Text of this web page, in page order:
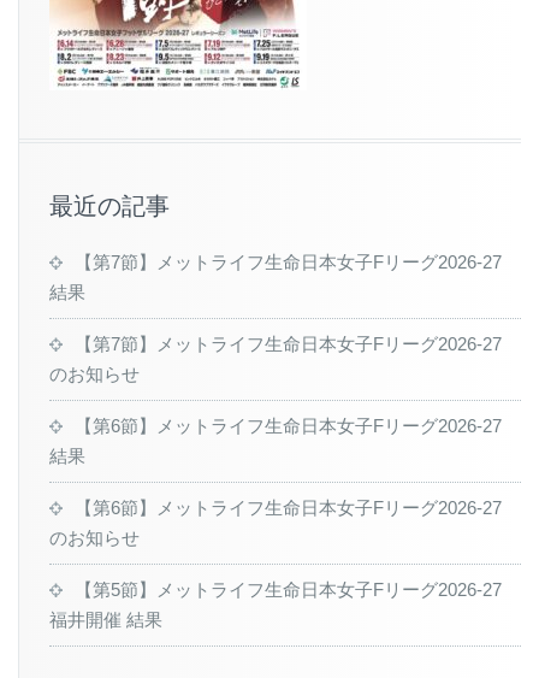
最近の記事
【第7節】メットライフ生命日本女子Fリーグ2026-27
結果
【第7節】メットライフ生命日本女子Fリーグ2026-27
のお知らせ
【第6節】メットライフ生命日本女子Fリーグ2026-27
結果
【第6節】メットライフ生命日本女子Fリーグ2026-27
のお知らせ
【第5節】メットライフ生命日本女子Fリーグ2026-27
福井開催 結果